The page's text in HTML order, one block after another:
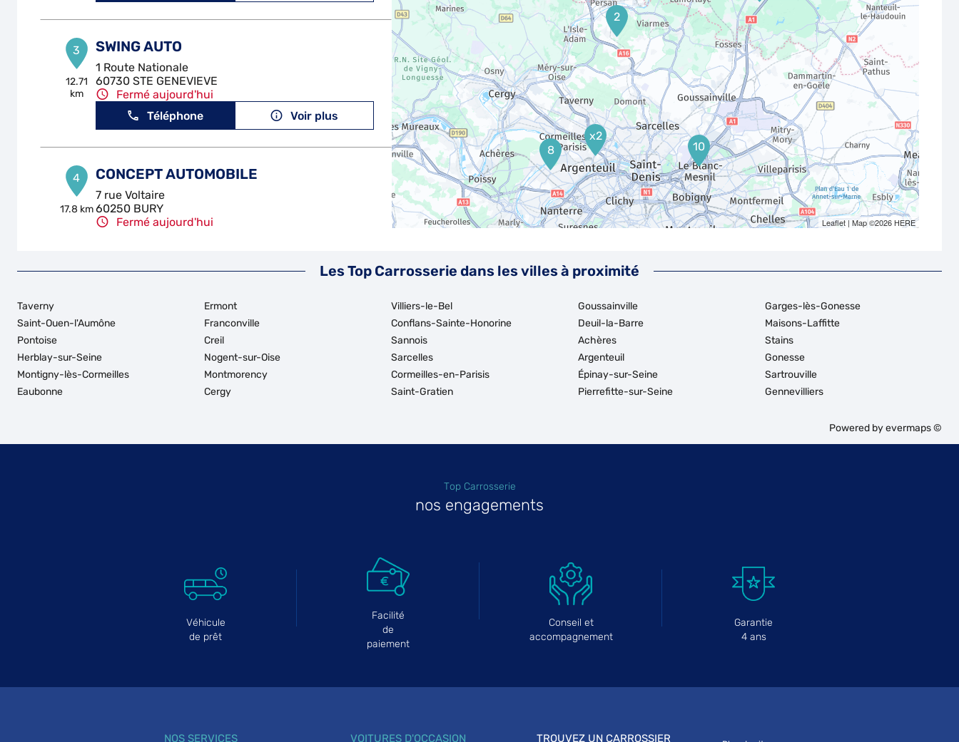
3
12.71
km
SWING AUTO
1 Route Nationale
60730 STE GENEVIEVE
Fermé aujourd'hui
Téléphone
Voir plus
4
17.8 km
CONCEPT AUTOMOBILE
7 rue Voltaire
60250 BURY
Fermé aujourd'hui
10 Rue des Balsamines
27 Rue de Mortefontaine
60520 THIERS-SUR-THEVE
Ouvert 09:00 - 13:00
Téléphone
Voir plus
8 CARROSSERIE JDS
Fermé aujourd'hui
10
8
x2
2
Leaflet| Map ©2026 HERE
Les Top Carrosserie dans les villes à proximité
Taverny
Saint-Ouen-l'Aumône
Pontoise
Herblay-sur-Seine
Montigny-lès-Cormeilles
Eaubonne
Ermont
Franconville
Creil
Nogent-sur-Oise
Montmorency
Cergy
Villiers-le-Bel
Conflans-Sainte-Honorine
Sannois
Sarcelles
Cormeilles-en-Parisis
Saint-Gratien
Goussainville
Deuil-la-Barre
Achères
Argenteuil
Épinay-sur-Seine
Pierrefitte-sur-Seine
Garges-lès-Gonesse
Maisons-Laffitte
Stains
Gonesse
Sartrouville
Gennevilliers
Powered byevermaps ©
Top Carrosserie
nos engagements
Véhicule
de prêt
Facilité
de
paiement
Conseil et
accompagnement
Garantie
4 ans
NOS SERVICES VOITURES D'OCCASION TROUVEZ UN CARROSSIER